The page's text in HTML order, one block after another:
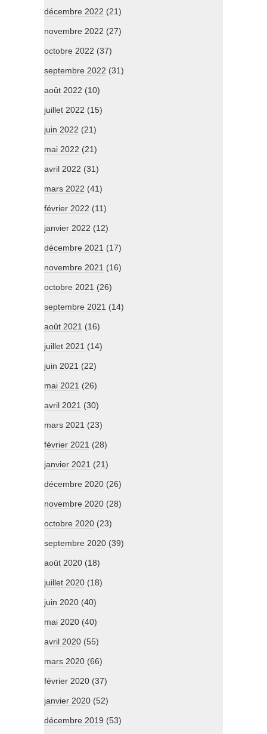
décembre 2022 (21)
novembre 2022 (27)
octobre 2022 (37)
septembre 2022 (31)
août 2022 (10)
juillet 2022 (15)
juin 2022 (21)
mai 2022 (21)
avril 2022 (31)
mars 2022 (41)
février 2022 (11)
janvier 2022 (12)
décembre 2021 (17)
novembre 2021 (16)
octobre 2021 (26)
septembre 2021 (14)
août 2021 (16)
juillet 2021 (14)
juin 2021 (22)
mai 2021 (26)
avril 2021 (30)
mars 2021 (23)
février 2021 (28)
janvier 2021 (21)
décembre 2020 (26)
novembre 2020 (28)
octobre 2020 (23)
septembre 2020 (39)
août 2020 (18)
juillet 2020 (18)
juin 2020 (40)
mai 2020 (40)
avril 2020 (55)
mars 2020 (66)
février 2020 (37)
janvier 2020 (52)
décembre 2019 (53)